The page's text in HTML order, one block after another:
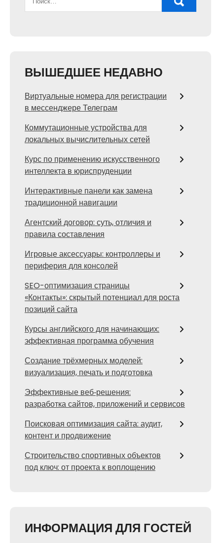
ВЫШЕДШЕЕ НЕДАВНО
Виртуальные номера для регистрации
в мессенджере Телеграм
Коммутационные устройства для
локальных вычислительных сетей
Курс по применению искусственного
интеллекта в юриспруденции
Интерактивные панели как замена
традиционной навигации
Агентский договор: суть, отличия и
правила составления
Игровые аксессуары: контроллеры и
периферия для консолей
SEO-оптимизация страницы
«Контакты»: скрытый потенциал для роста
позиций сайта
Курсы английского для начинающих:
эффективная программа обучения
Создание трёхмерных моделей:
визуализация, печать и подготовка
Эффективные веб‑решения:
разработка сайтов, приложений и сервисов
Поисковая оптимизация сайта: аудит,
контент и продвижение
Строительство спортивных объектов
под ключ: от проекта к воплощению
ИНФОРМАЦИЯ ДЛЯ ГОСТЕЙ